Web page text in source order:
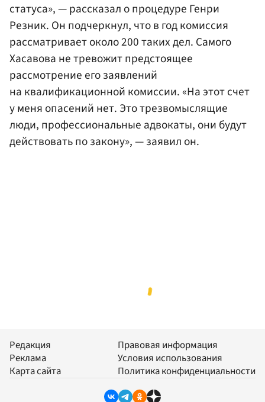
статуса», — рассказал о процедуре Генри
Резник. Он подчеркнул, что в год комиссия
рассматривает около 200 таких дел. Самого
Хасавова не тревожит предстоящее
рассмотрение его заявлений
на квалификационной комиссии. «На этот счет
у меня опасений нет. Это трезвомыслящие
люди, профессиональные адвокаты, они будут
действовать по закону», — заявил он.
Редакция
Реклама
Карта сайта
Правовая информация
Условия использования
Политика конфиденциальности